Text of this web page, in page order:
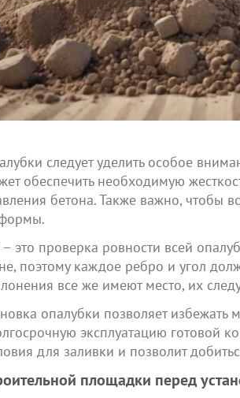
следует уделить особое
обеспечить необходимую
бетона. Также важно, чтобы
это проверка ровности всей
поэтому каждое ребро и угол
все же имеют место, их
опалубки позволяет
эксплуатацию готовой
для заливки и позволит
площадки перед